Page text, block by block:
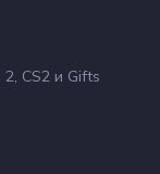
CS2 и Gifts